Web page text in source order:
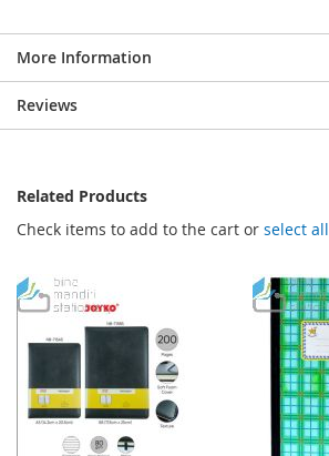
More Information
Reviews
Related Products
Check items to add to the cart or select all